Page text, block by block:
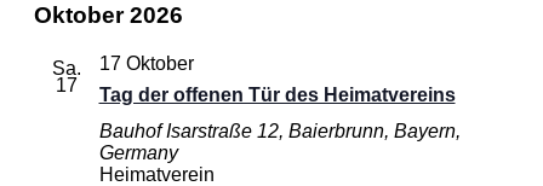
Oktober 2026
Sa.
17
Tag der offenen Tür des Heimatvereins
17 Oktober
BauhofIsarstraße 12, Baierbrunn, Bayern,
Germany
Heimatverein